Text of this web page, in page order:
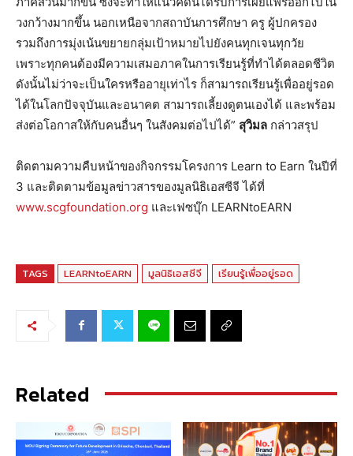
วงกว้างมากขึ้น นอกเหนือจากสถาบันการศึกษา ครู ผู้ปกครอง
รวมถึงการมุ่งเน้นขยายกลุ่มเป้าหมายไปยังคนทุกเจนทุกวัย
เพราะทุกคนต้องมีความเสมอภาคในการเรียนรู้ที่ทำได้ตลอดชีวิต
ดังนั้นไม่ว่าจะเป็นใครหรืออายุเท่าไร ก็สามารถเรียนรู้เพื่ออยู่รอด
ได้ในโลกปัจจุบันและอนาคต สามารถเลี้ยงดูตนเองได้ และพร้อม
ส่งต่อโอกาสให้กับคนอื่นๆ ในสังคมต่อไปได้” สุวิมล กล่าวสรุป
ติดตามความคืบหน้าของกิจกรรมโครงการ Learn to Earn ในปีที่
3 และติดตามข้อมูลข่าวสารของมูลนิธิเอสซีจี ได้ที่
www.scgfoundation.org และเฟซบุ๊ก LEARNtoEARN
TAGS LEARNtoEARN มูลนิธิเอสซีจี เรียนรู้เพื่ออยู่รอด
Related